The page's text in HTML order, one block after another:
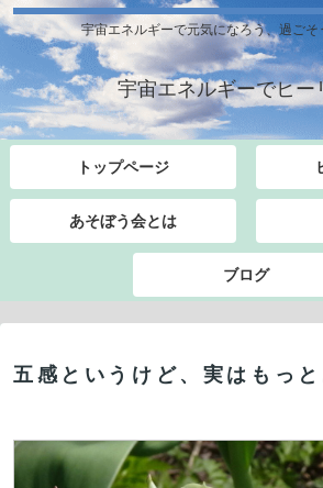
宇宙エネルギーで元気になろう、過ごそ
宇宙エネルギーでヒー
トップページ
あそぼう会とは
ブログ
五感というけど、実はもっ